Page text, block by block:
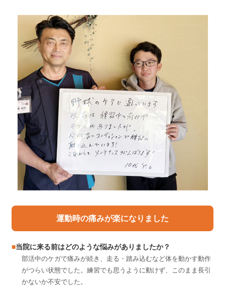
運動時の痛みが楽になりました
当院に来る前はどのような悩みがありましたか？
部活中のケガで痛みが続き、走る・踏み込むなど体を動かす動作
がつらい状態でした。練習でも思うように動けず、このまま長引
かないか不安でした。